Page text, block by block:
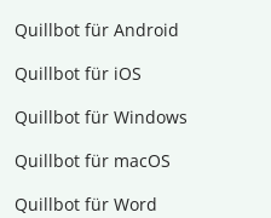
Quillbot für Android
Quillbot für iOS
Quillbot für Windows
Quillbot für macOS
Quillbot für Word